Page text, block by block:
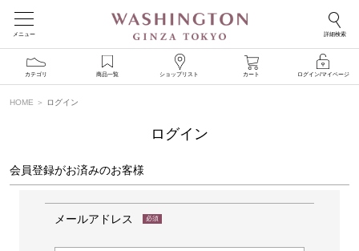
メニュー 詳細検索
カテゴリ 商品一覧 ショップリスト カート ログイン/マイページ
HOME ログイン
ログイン
会員登録がお済みのお客様
メールアドレス